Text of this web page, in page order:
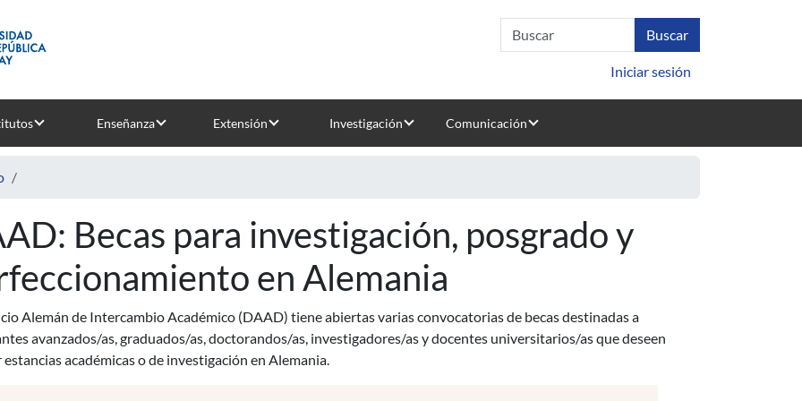
Iniciar sesión
Enseñanza Extensión Investigación Comunicación
Becas para investigación, posgrado y
en Alemania
Alemán de Intercambio Académico (DAAD) tiene abiertas varias convocatorias de becas destinadas a
avanzados/as, graduados/as, doctorandos/as, investigadores/as y docentes universitarios/as que deseen
estancias académicas o de investigación en Alemania.